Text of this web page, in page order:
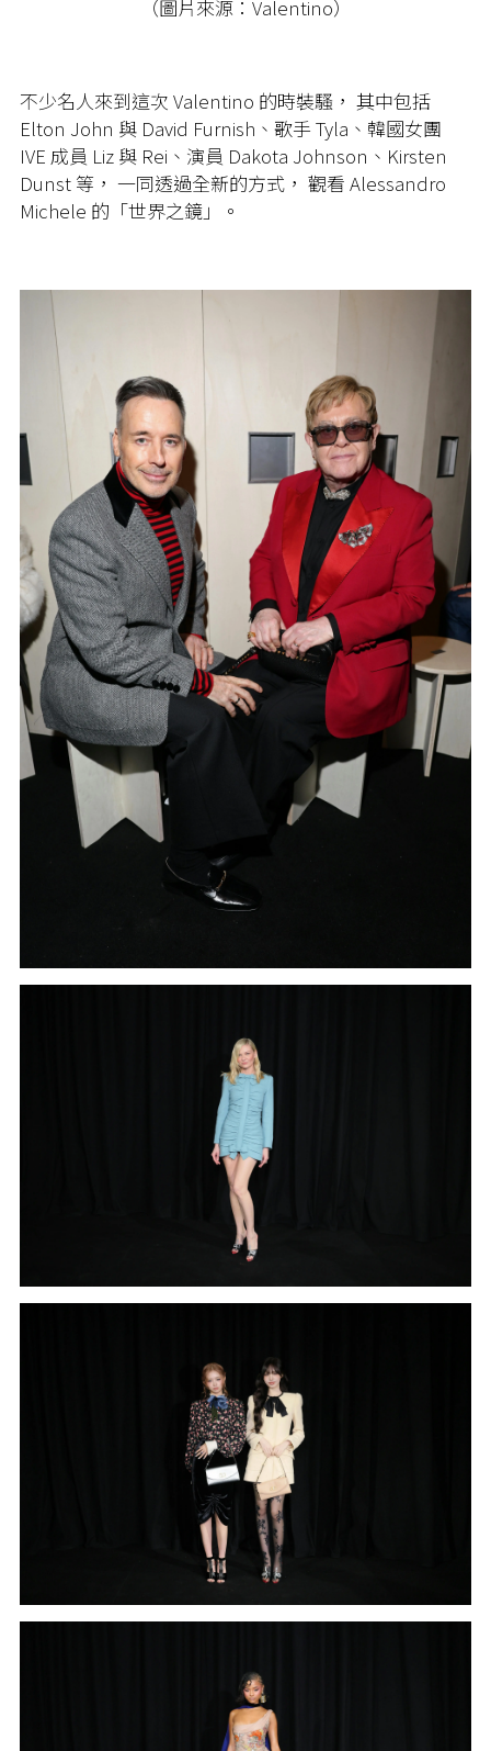
（圖片來源：Valentino）
不少名人來到這次 Valentino 的時裝騷， 其中包括
Elton John 與 David Furnish、 歌手 Tyla、韓國女團
IVE 成員 Liz 與 Rei、演員 Dakota Johnson、Kirsten
Dunst 等， 一同透過全新的方式， 觀看 Alessandro
Michele 的「世界之鏡」。